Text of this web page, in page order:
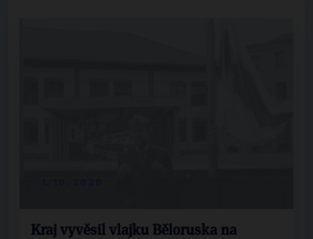
Kraj vyvěsil vlajku Běloruska na